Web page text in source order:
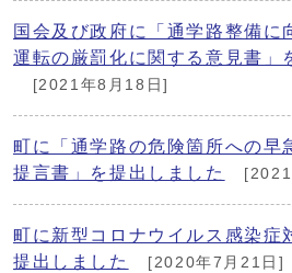
国会及び政府に「通学路整備に
運転の厳罰化に関する意見書」
[2021年8月18日]
町に「通学路の危険箇所への早
提言書」を提出しました
町に新型コロナウイルス感染症
提出しました
[2020年7月21日]